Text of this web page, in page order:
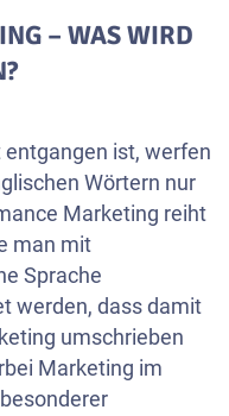
– WAS WIRD
ist, werfen
Wörtern nur
Marketing reiht
man mit
Sprache
werden, dass damit
umschrieben
Marketing im